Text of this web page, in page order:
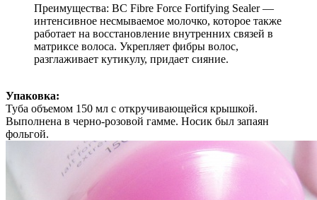
Преимущества: BC Fibre Force Fortifying Sealer —
интенсивное несмываемое молочко, которое также
работает на восстановление внутренних связей в
матриксе волоса. Укрепляет фибры волос,
разглаживает кутикулу, придает сияние.
Упаковка:
Туба объемом 150 мл с откручивающейся крышкой.
Выполнена в черно-розовой гамме. Носик был запаян
фольгой.